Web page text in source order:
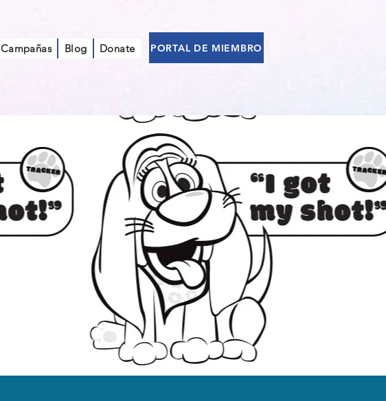
Campañas Blog Donate PORTAL DE MIEMBRO